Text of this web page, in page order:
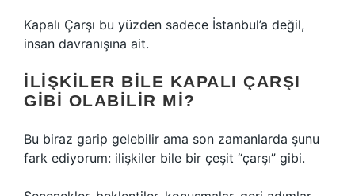
Kapalı Çarşı bu yüzden sadece İstanbul’a değil,
insan davranışına ait.
İLIŞKILER BILE KAPALI ÇARŞI
GIBI OLABILIR MI?
Bu biraz garip gelebilir ama son zamanlarda şunu
fark ediyorum: ilişkiler bile bir çeşit “çarşı” gibi.